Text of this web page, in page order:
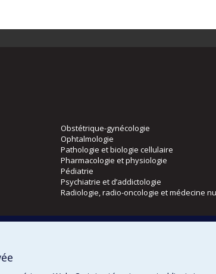
Obstétrique-gynécologie
Ophtalmologie
Pathologie et biologie cellulaire
Pharmacologie et physiologie
Pédiatrie
Psychiatrie et d’addictologie
Radiologie, radio-oncologie et médecine